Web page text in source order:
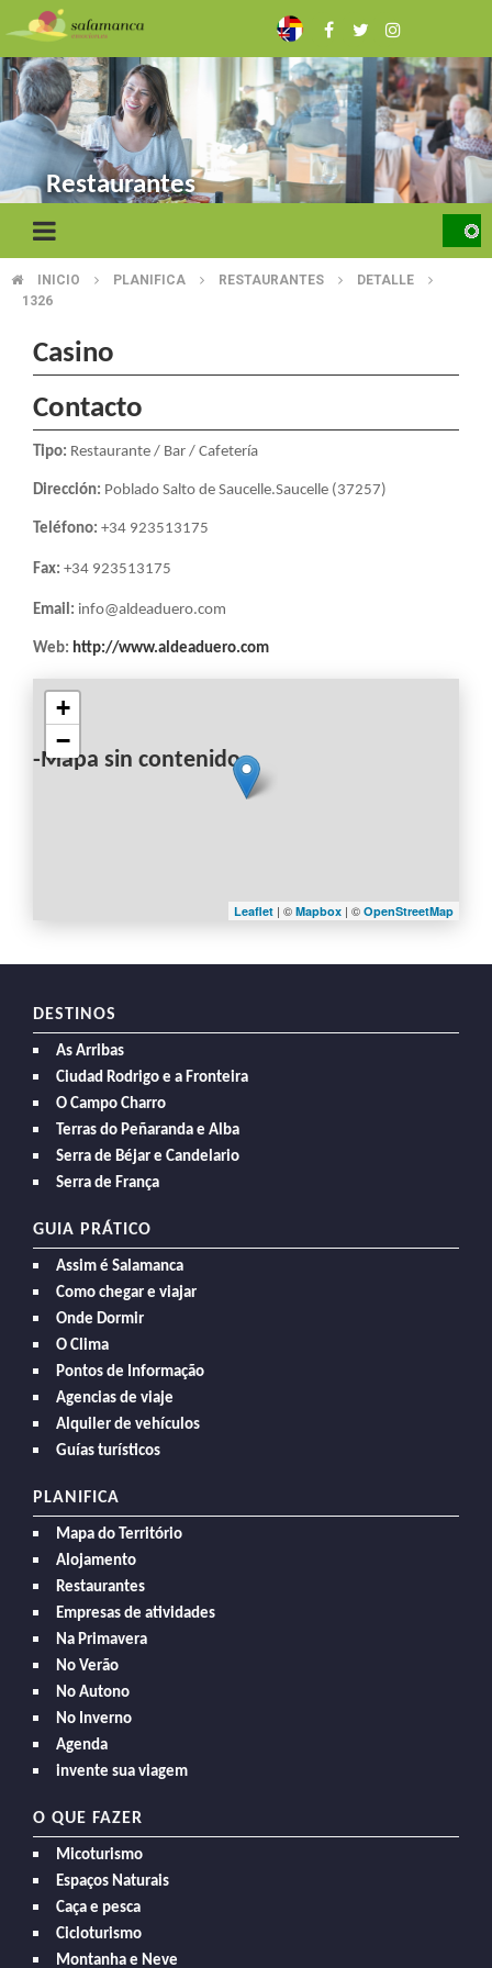
to
main
content
Restaurantes
BREADCRUMB
INICIO PLANIFICA RESTAURANTES
DETALLE
1326
Casino
Contacto
Tipo: Restaurante / Bar / Cafetería
Dirección: Poblado Salto de Saucelle.Saucelle (37257)
Teléfono: +34 923513175
Fax: +34 923513175
Email: info@aldeaduero.com
Web: http://www.aldeaduero.com
-Mapa sin contenido-
+
−
Leaflet | © Mapbox | © OpenStreetMap
DESTINOS
As Arribas
Ciudad Rodrigo e a Fronteira
O Campo Charro
Terras do Peñaranda e Alba
Serra de Béjar e Candelario
Serra de França
GUIA PRÁTICO
Assim é Salamanca
Como chegar e viajar
Onde Dormir
O Clima
Pontos de Informação
Agencias de viaje
Alquiler de vehículos
Guías turísticos
PLANIFICA
Mapa do Território
Alojamento
Restaurantes
Empresas de atividades
Na Primavera
No Verão
No Autono
No Inverno
Agenda
invente sua viagem
O QUE FAZER
Micoturismo
Espaços Naturais
Caça e pesca
Cicloturismo
Montanha e Neve